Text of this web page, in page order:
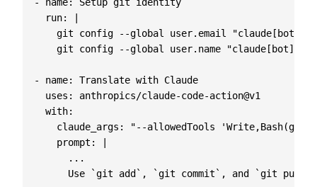
run:
    git config --global user.name "claude[bot]"
- name:
Translate with Claude
uses :
anthropics/claude-code-action@v1
with:
claude_args :
"--allowedTools
prompt :
Use `git add`, `git commit`, and `git